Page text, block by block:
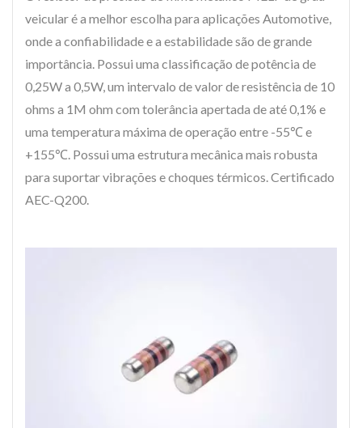
veicular é a melhor escolha para aplicações Automotive,
onde a confiabilidade e a estabilidade são de grande
importância. Possui uma classificação de potência de
0,25W a 0,5W, um intervalo de valor de resistência de 10
ohms a 1M ohm com tolerância apertada de até 0,1% e
uma temperatura máxima de operação entre -55℃ e
+155℃. Possui uma estrutura mecânica mais robusta
para suportar vibrações e choques térmicos. Certificado
AEC-Q200.